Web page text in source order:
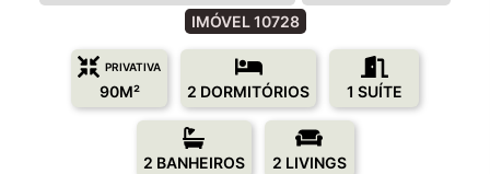
IMÓVEL 10728
PRIVATIVA
90M² 2 DORMITÓRIOS 1 SUÍTE
2 BANHEIROS 2 LIVINGS